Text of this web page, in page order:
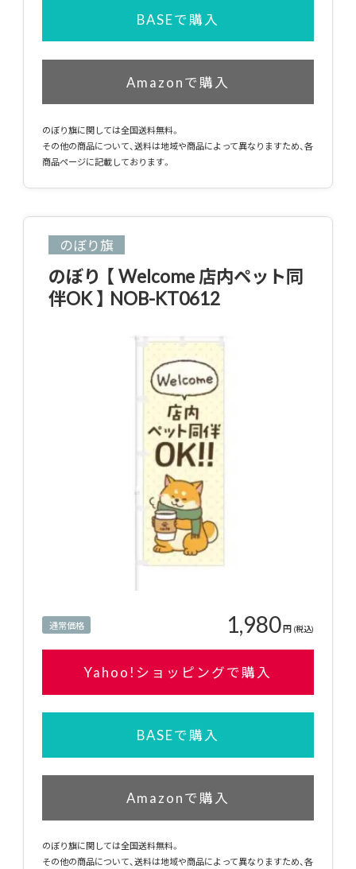
BASEで購入
Amazonで購入
のぼり旗に関しては全国送料無料。
その他の商品について、送料は地域や商品によって異なりますため、各
商品ページに記載しております。
のぼり旗
のぼり 【 Welcome 店内ペット同
伴OK 】 NOB-KT0612
通常価格 1,980円 (税込)
Yahoo!ショッピングで購入
BASEで購入
Amazonで購入
のぼり旗に関しては全国送料無料。
その他の商品について、送料は地域や商品によって異なりますため、各